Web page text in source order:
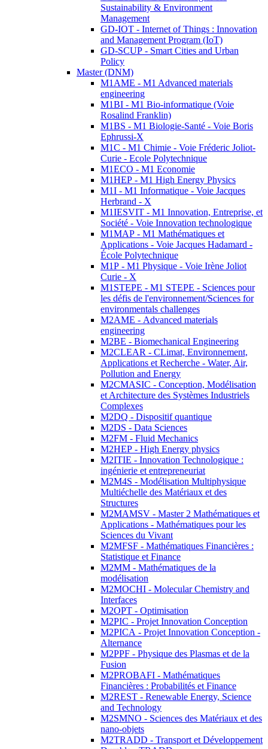
Sustainability & Environment
Management
GD-IOT - Internet of Things : Innovation
and Management Program (IoT)
GD-SCUP - Smart Cities and Urban
Policy
Master (DNM)
M1AME - M1 Advanced materials
engineering
M1BI - M1 Bio-informatique (Voie
Rosalind Franklin)
M1BS - M1 Biologie-Santé - Voie Boris
Ephrussi-X
M1C - M1 Chimie - Voie Fréderic Joliot-
Curie - Ecole Polytechnique
M1ECO - M1 Economie
M1HEP - M1 High Energy Physics
M1I - M1 Informatique - Voie Jacques
Herbrand - X
M1IESVIT - M1 Innovation, Entreprise, et
Société - Voie Innovation technologique
M1MAP - M1 Mathématiques et
Applications - Voie Jacques Hadamard -
École Polytechnique
M1P - M1 Physique - Voie Irène Joliot
Curie - X
M1STEPE - M1 STEPE - Sciences pour
les défis de l'environnement/Sciences for
environmentals challenges
M2AME - Advanced materials
engineering
M2BE - Biomechanical Engineering
M2CLEAR - CLimat, Environnement,
Applications et Recherche - Water, Air,
Pollution and Energy
M2CMASIC - Conception, Modélisation
et Architecture des Systèmes Industriels
Complexes
M2DQ - Dispositif quantique
M2DS - Data Sciences
M2FM - Fluid Mechanics
M2HEP - High Energy physics
M2ITIE - Innovation Technologique :
ingénierie et entrepreneuriat
M2M4S - Modélisation Multiphysique
Multiéchelle des Matériaux et des
Structures
M2MAMSV - Master 2 Mathématiques et
Applications - Mathématiques pour les
Sciences du Vivant
M2MFSF - Mathématiques Financières :
Statistique et Finance
M2MM - Mathématiques de la
modélisation
M2MOCHI - Molecular Chemistry and
Interfaces
M2OPT - Optimisation
M2PIC - Projet Innovation Conception
M2PICA - Projet Innovation Conception -
Alternance
M2PPF - Physique des Plasmas et de la
Fusion
M2PROBAFI - Mathématiques
Financières : Probabilités et Finance
M2REST - Renewable Energy, Science
and Technology
M2SMNO - Sciences des Matériaux et des
nano-objets
M2TRADD - Transport et Développement